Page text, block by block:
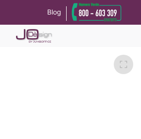
Blog
relative alla privacy